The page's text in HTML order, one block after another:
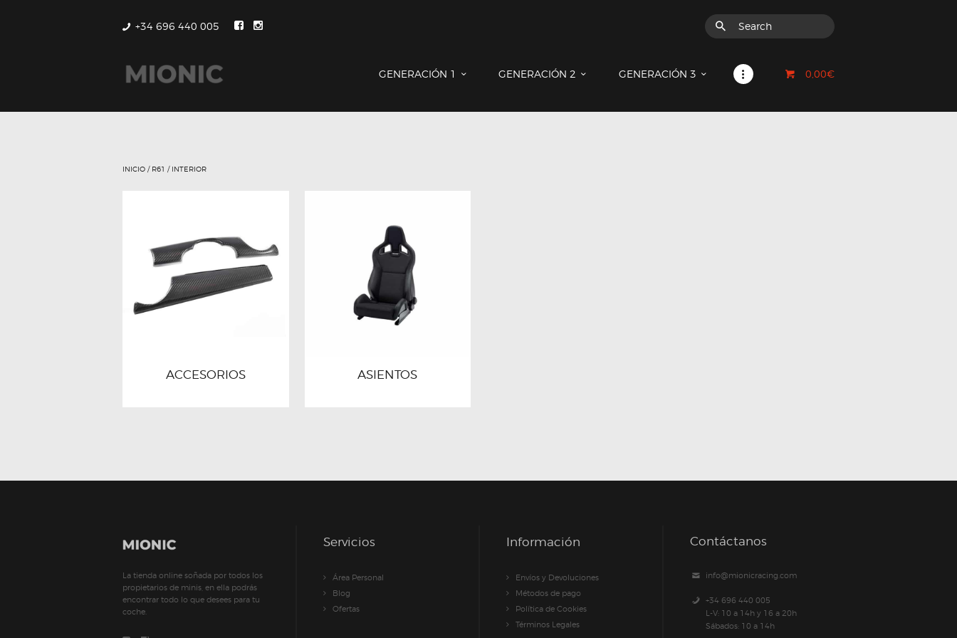
+34 696 440 005
GENERACIÓN 1 GENERACIÓN 2 GENERACIÓN 3 0,00€
COUNTRYMAN & PACEMAN
INICIO / R61 / INTERIOR
ACCESORIOS ASIENTOS
La tienda online soñada por todos los
propietarios de minis, en ella podrás
encontrar todo lo que desees para tu
coche.
Servicios
Área Personal
Blog
Ofertas
Información
Envíos y Devoluciones
Métodos de pago
Política de Cookies
Términos Legales
Contáctanos
info@mionicracing.com
+34 696 440 005
L-V: 10 a 14h y 16 a 20h
Sábados: 10 a 14h